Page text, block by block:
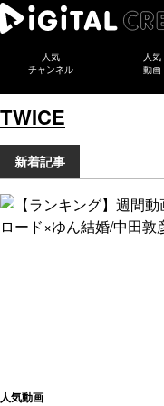
人気
チャンネル
人気
動画
TWICE
新着記事
人気動画